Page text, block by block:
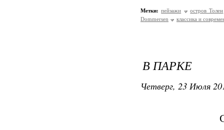
Метки: пейзажи
остров Толен
Dommersen
классика и
В ПАРКЕ
Четверг, 23 Июля